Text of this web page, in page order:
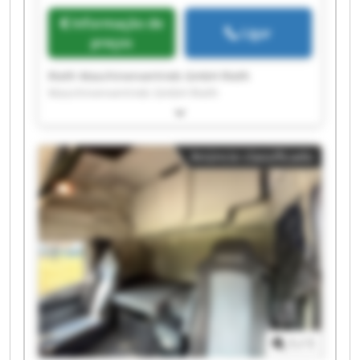
Informação de
preços
Ligar
Maschinenvertrieb GmbH Rieth
Maschinenvertrieb GmbH Rieth
Maschinenvertrieb GmbH Rieth
Maschinenvertrieb GmbH Rieth
Maschinenvertrieb GmbH Rieth
Maschinenvertrieb GmbH Rieth
Maschinenvertrieb GmbH Rieth
Maschinenvertrieb GmbH Rieth
Maschinenvertrieb GmbH Rieth
Maschinenvertrieb GmbH Rieth
Maschinenvertrieb GmbH Rieth
Maschinenvertrieb GmbH Rieth
Maschinenvertrieb GmbH Rieth
Maschinenvertrieb GmbH Rieth